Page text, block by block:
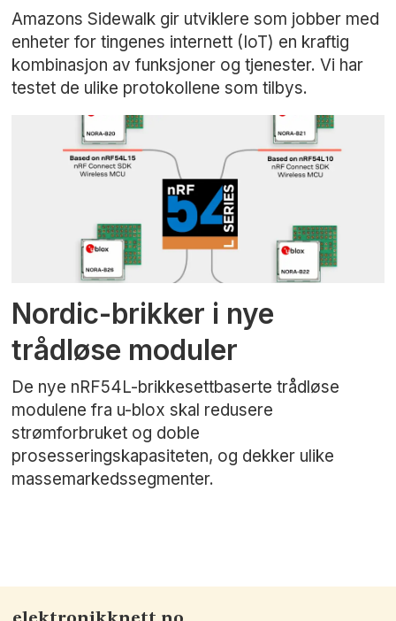
Amazons Sidewalk gir utviklere som jobber med
enheter for tingenes internett (IoT) en kraftig
kombinasjon av funksjoner og tjenester. Vi har
testet de ulike protokollene som tilbys.
Nordic-brikker i nye
trådløse moduler
De nye nRF54L-brikkesettbaserte trådløse
modulene fra u-blox skal redusere
strømforbruket og doble
prosesseringskapasiteten, og dekker ulike
massemarkedssegmenter.